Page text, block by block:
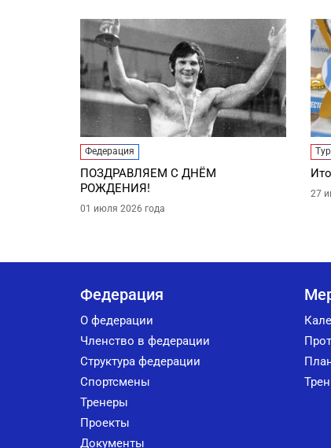
Федерация
ПОЗДРАВЛЯЕМ С ДНЁМ
РОЖДЕНИЯ!
01 июля 2026 года
27
Федерация
О федерации
Членство в федерации
Структура федерации
Спортсмены
Тренеры
Проекты
Документы